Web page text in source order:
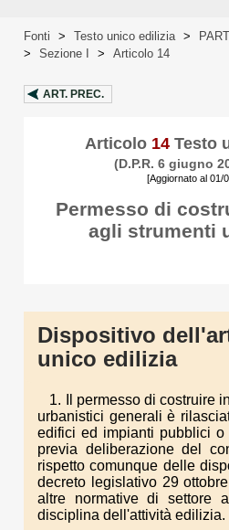
Fonti > Testo unico edilizia >
>
Sezione I > Articolo 14
ART. PREC.
Articolo 14Testo
(D.P.R. 6 giugno
[Aggiornato al 01/
Permesso di
agli strumenti
Dispositivo
unico edilizia
1. Il permesso di costruire
urbanistici generali è
edifici ed impianti pubblici o
previa deliberazione del
rispetto comunque delle
decreto legislativo 29
altre normative di settore
disciplina dell'attività edilizia.